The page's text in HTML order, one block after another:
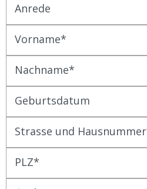
Anrede
Vorname
Nachname
Geburtsdatum
Strasse und Hausnummer
PLZ